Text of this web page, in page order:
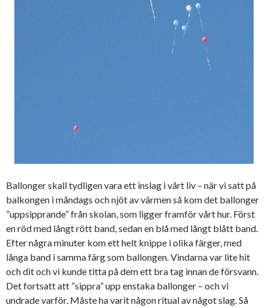
Ballonger skall tydligen vara ett inslag i vårt liv – när vi satt på
balkongen i måndags och njöt av värmen så kom det ballonger
”uppsipprande” från skolan, som ligger framför vårt hur. Först
en röd med långt rött band, sedan en blå med långt blått band.
Efter några minuter kom ett helt knippe i olika färger, med
långa band i samma färg som ballongen. Vindarna var lite hit
och dit och vi kunde titta på dem ett bra tag innan de försvann.
Det fortsatt att ”sippra” upp enstaka ballonger – och vi
undrade varför. Måste ha varit någon ritual av något slag. Så